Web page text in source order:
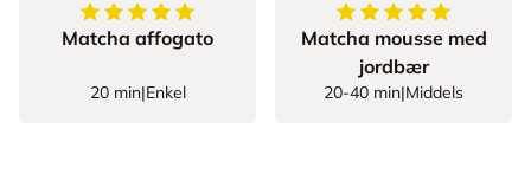
5av5stjerner
Matcha affogato
20 min|Enkel
5av5stjerner
Matcha mousse med
jordbær
20-40 min|Middels